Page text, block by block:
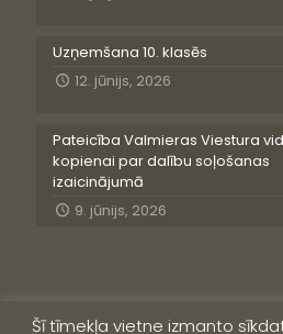
Uzņemšana 10. klasēs
12. jūnijs, 2026
Pateicība Valmieras Viestura
kopienai par dalību soļošanas
izaicinājumā
9. jūnijs, 2026
Šī tīmekļa vietne izmanto